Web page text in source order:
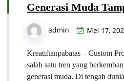
Generasi Muda
admin Mei 17,
Kreatiftanpabatas – Custom
salah satu tren yang
generasi muda. Di tengah